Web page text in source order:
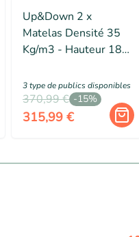
Up&Down 2 x
Matelas Densité 35
Kg/m3 - Hauteur 18
(80x200)
3type de publics disponibles
370,99 € -15%
315,99 €